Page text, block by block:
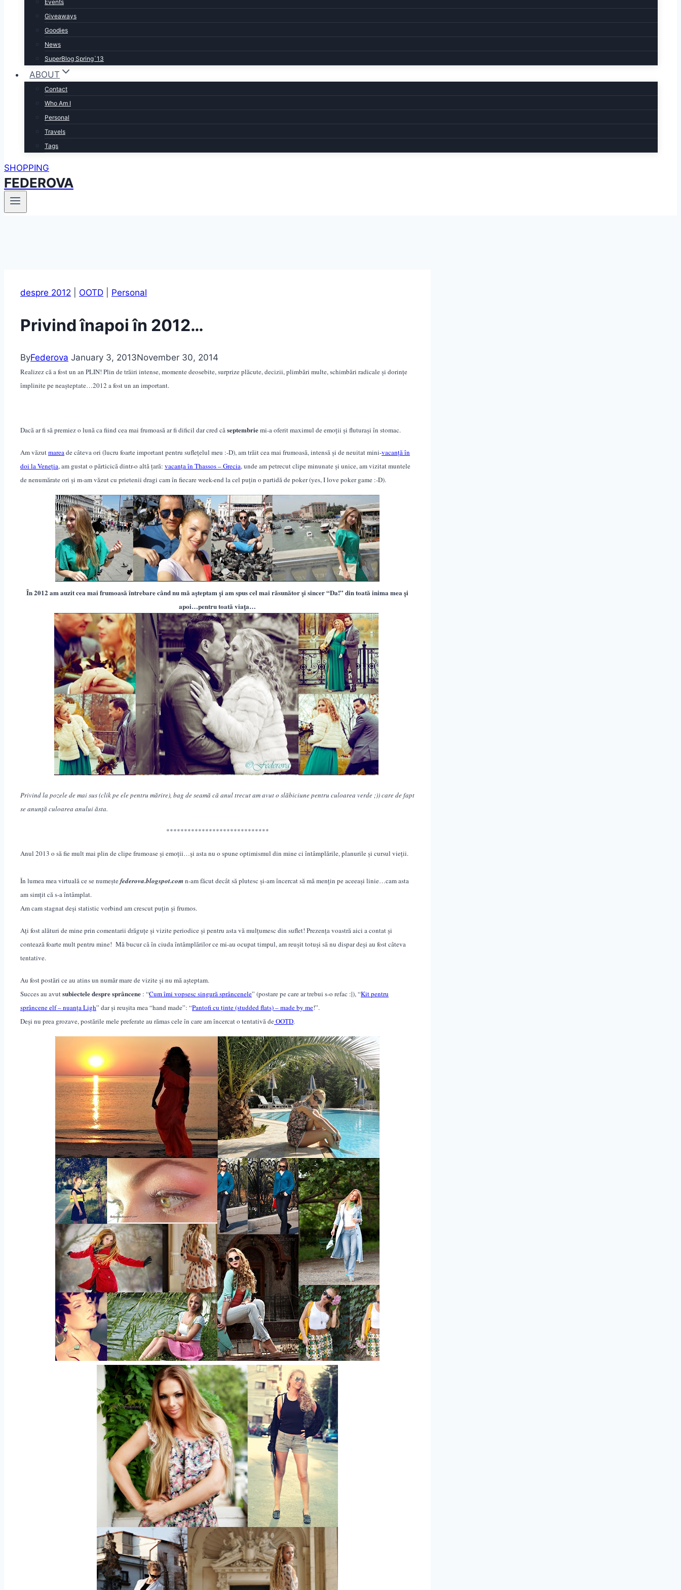
Events
Giveaways
Goodies
News
SuperBlog Spring`13
ABOUT
Contact
Who Am I
Personal
Travels
Tags
SHOPPING
FEDEROVA
despre 2012 OOTD Personal
Privind înapoi în 2012…
ByFederova January 3, 2013November 30, 2014
Realizez că a fost un an PLIN! Plin de trăiri intense, momente deosebite, surprize plăcute, decizii, plimbări multe, schimbări radicale și dorințe
împlinite pe neașteptate…2012 a fost un an important.
Dacă ar fi să premiez o lună ca fiind cea mai frumoasă ar fi dificil dar cred căseptembriemi-a oferit maximul de emoții și fluturași în stomac.
Am văzutmareade câteva ori (lucru foarte important pentru suflețelul meu :-D), am trăit cea mai frumoasă,intensăși de neuitatmini-vacanță în
doi la Veneția, am gustat o părticică dintr-o altă țară: vacanța în Thassos – Grecia, unde am petrecut clipe minunateși unice, am vizitat muntele
de nenumărate ori și m-am văzut cu prietenii dragi cam în fiecare week-end la cel puțin o partidă de poker (yes, I love poker game :-D).
În 2012 am auzit cea mai frumoasă întrebare când nu mă așteptam și am spus cel mai răsunător și sincer “Da!” din toată inima mea și
apoi…pentru toată viața…
Privind la pozele de mai sus (clik pe ele pentru mărire), bag de seamă că anul trecut am avut o slăbiciune pentru culoarea verde ;)) care de fapt
se anunță culoarea anului ăsta.
*****************************
Anul 2013 o să fie mult mai plin de clipe frumoase și emoții…și asta nu o spune optimismul din mine ci întâmplările, planurile și cursul vieții.
În lumea mea virtuală ce se numeștefederova.blogspot.comn-am făcut decât să plutesc și-am încercat să mă mențin pe aceeași linie…cam asta
am simțit că s-a întâmplat.
Am cam stagnat deși statistic vorbind am crescut puțin și frumos.
Ați fost alături de mine prin comentarii drăguțe și vizite periodice și pentru asta vă mulțumesc din suflet! Prezența voastră aici a contat și
contează foarte mult pentru mine! Mă bucur că în ciuda întâmplărilor ce mi-au ocupat timpul, am reușit totuși să nu dispar deși au fost câteva
tentative.
Au fost postări ce au atins un număr mare de viziteși nu mă așteptam.
Succes au avutsubiectele despre sprâncene : “Cum îmi vopsesc singură sprâncenele” (postare pe care ar trebui s-o refac :|), “Kit pentru
sprâncene elf – nuanța Ligh” dar și reușita mea “hand made”: “Pantofi cu ținte (studded flats) – made by me!”.
Deși nu prea grozave, postările mele preferate au rămas cele în care am încercat o tentativă deOOTD.